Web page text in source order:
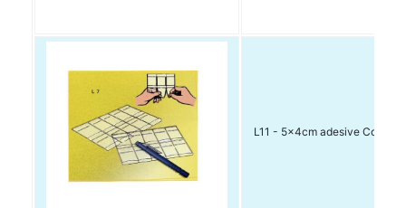
L11 - 5x4cm adesive Conf.